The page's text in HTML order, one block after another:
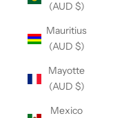
(AUD $)
Mauritius
(AUD $)
Mayotte
(AUD $)
Mexico